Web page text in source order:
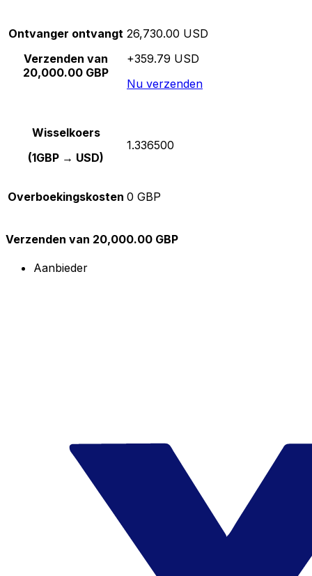
Ontvanger ontvangt
Verzenden van
20,000.00 GBP
26,730.00 USD
+359.79 USD
Nu verzenden
Wisselkoers
(1GBP → USD)
1.336500
Overboekingskosten 0 GBP
Verzenden van 20,000.00 GBP
Aanbieder